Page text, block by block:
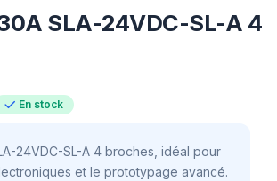
SLA-24VDC-SL-A 4
En stock
24VDC-SL-A 4 broches, idéal pour
et le prototypage avancé.